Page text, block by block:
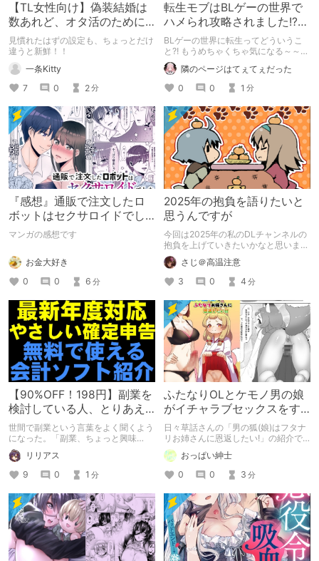
【TL女性向け】偽装結婚は
数あれど、オタ活のために…
っていうのは新しいよね？
見慣れたはずの設定も、ちょっとだけ
違うと新鮮！！
一条Kitty
7
0 2分
転生モブはBLゲーの世界で
ハメられ攻略されました!?な
にこのタイトル?!
BLゲーの世界に転生ってどういうこ
と?! もうめちゃくちゃ気になる～～～
って読んでみたら、あらまぁ素晴らし
い作品♡ ぜひともヲタ女はチェック
してほしい！！
隣のページはてぇてぇだった
0
0 1 分
『感想』通販で注文したロ
ボットはセクサロイドでし
た～そんなに優しく犯さな
マンガの感想です
お金大好き
0
0 6 分
2025年の抱負を語りたいと
思うんですが
今回は2025年の私のDLチャンネルの
抱負を上げていきたいかなと思いま
す。 自分の中で自分の出来る目標を
決めていきたいと思います。
さじ＠高温注意
3
0 4 分
【90%OFF！198円】副業を
検討している人、とりあえ
ずコレを買っておこう！
【3/26まで】
世間で副業という言葉をよく聞くよう
になった。「副業、ちょっと興味
が･･･」なんて人も少なくないので
は？ いざ副業をしようと思うと気に
なるのが確定申告。おっと、ここに便
利そうな作品がありますよ？
リリアス
9
0 1 分
ふたなりOLとケモノ男の娘
がイチャラブセックスをす
る同人誌の紹介【日々草
話】
日々草話さんの「男の狐(娘)はフタナ
リお姉さんに恩返したい!」の紹介で
す
おっぱい紳士
0
0 3 分